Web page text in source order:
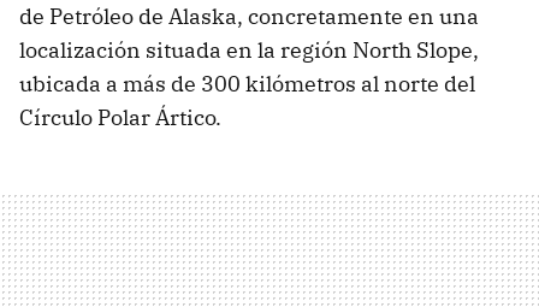
de Petróleo de Alaska, concretamente en una
localización situada en la región North Slope,
ubicada a más de 300 kilómetros al norte del
Círculo Polar Ártico.